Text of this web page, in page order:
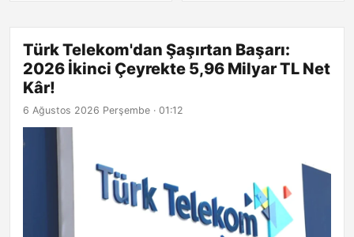
Türk Telekom'dan Şaşırtan Başarı:
2026 İkinci Çeyrekte 5,96 Milyar TL Net
Kâr!
6 Ağustos 2026 Perşembe · 01:12